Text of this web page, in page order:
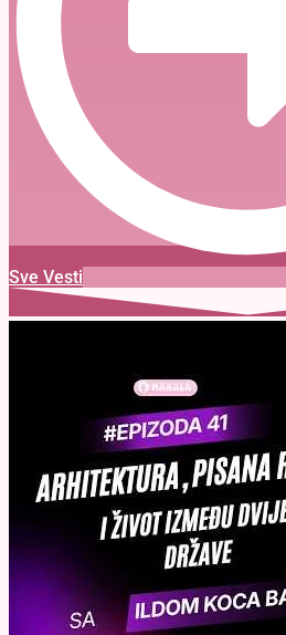
Sve Vesti